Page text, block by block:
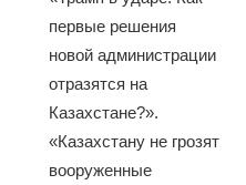
первые решения
новой администрации
отразятся на
Казахстане?».
«Казахстану не грозят
вооруженные